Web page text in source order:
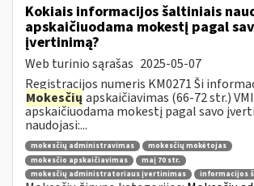
Kokiais informacijos šaltiniais
apskaičiuodama mokestį pagal
įvertinimą?
Web turinio sąrašas 2025-05-07
Registracijos numeris KM0271 Ši
Mokesčių apskaičiavimas (66-72 str.)
apskaičiuodama mokestį pagal savo
naudojasi:...
mokesčių administravimas
mokesčių mokėtojas
mokesčio apskaičiavimas
maį 70 str.
mokesčių administratoriaus įvertinimas
informacijos